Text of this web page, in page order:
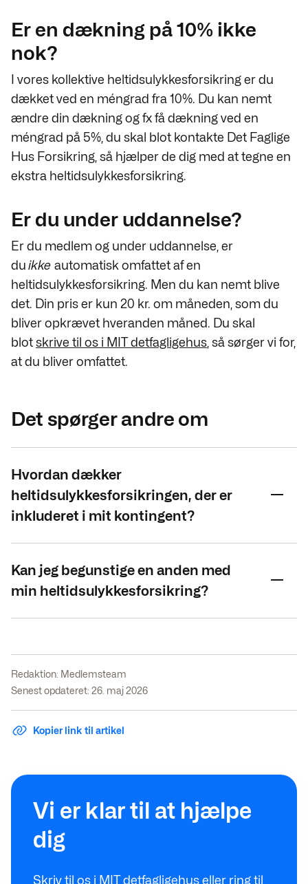
Er en dækning på 10% ikke
nok?
I vores kollektive heltidsulykkesforsikring er du
dækket ved en méngrad fra 10%. Du kan nemt
ændre din dækning og fx få dækning ved en
méngrad på 5%, du skal blot kontakte Det Faglige
Hus Forsikring, så hjælper de dig med at tegne en
ekstra heltidsulykkesforsikring.
Er du under uddannelse?
Er du medlem og under uddannelse, er
duikke automatisk omfattet af en
heltidsulykkesforsikring. Men du kan nemt blive
det. Din pris er kun 20 kr. om måneden, som du
bliver opkrævet hveranden måned. Du skal
blotskrive til os i MIT detfagligehus , så sørger vi for,
at du bliver omfattet.
Det spørger andre om
Hvordan dækker
heltidsulykkesforsikringen, der er
inkluderet i mit kontingent?
Kan jeg begunstige en anden med
min heltidsulykkesforsikring?
Redaktion: Medlemsteam
Senest opdateret: 26. maj 2026
Kopier link til artikel
Vi er klar til at hjælpe
dig
Skriv til os i MIT detfagligehus eller ring til